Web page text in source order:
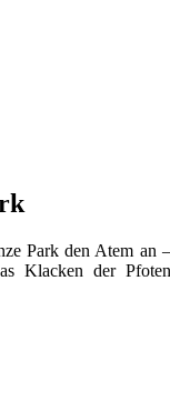
Park den Atem an –
Klacken der Pfoten